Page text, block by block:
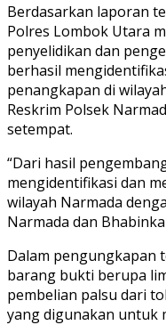
Berdasarkan laporan
Polres Lombok Utara
penyelidikan dan
berhasil
penangkapan di
Reskrim Polsek
setempat.
“Dari hasil
mengidentifikasi dan
wilayah Narmada
Narmada dan
Dalam pengungkapan
barang bukti berupa
pembelian palsu dari
yang digunakan untuk